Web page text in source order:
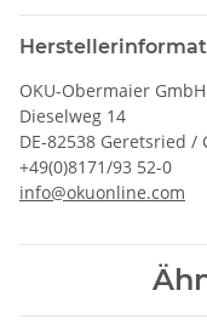
OKU-Obermaier GmbH
Dieselweg 14
DE-82538 Geretsried /
+49(0)8171/93 52-0
info@okuonline.com